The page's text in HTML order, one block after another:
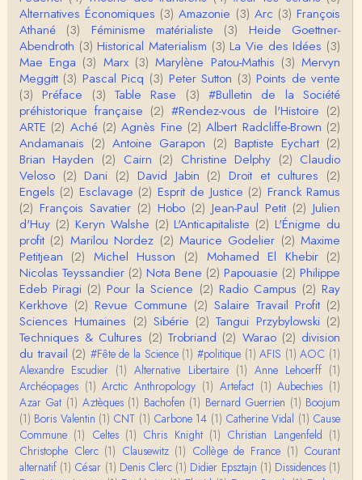
Anonymous
Homo sapiens a clairement évolué depuis 300 00
0 ans. Tout d'abord, il y a la différence notable …
Christophe Darmangeat
Cet article apporte de l'eau à mon moulin (si j'ose
dire) en appuyant la réalité des torture…
roland chaudat
IROQUOIS CANNIBALISM: FACT NOT FICTIONTho
mas S. AblerUniversity of WaterlooBien que ce text
e ne comp…
roland chaudat
Merci de relever ma généralisation hâtive en ce qu
i concerne une hypothétique proportion relative e
n…
Christophe Darmangeat
Pour ce qui est des effets de la variole, ils ont en
effet été catastrophiques 'une manière géné…
Roland Chaudat
L'histoire des populations autochtones profite certai
nement de ces reconstitutions dont la visit…
Anonymous
Je viens de regarder une vidéo de Pascal Picq sur
"le blob" à l'instant. Mon premier r…
Yves Le Dantec
Alternatives Économiques (3) Amazonie (3) Arc (3) François
Athané
(3) Féminisme matérialiste (3)
Heide Goettner-
Abendroth (3) Historical Materialism (3) La Vie des Idées (3)
Mae Enga (3) Marx (3) Marylène Patou-Mathis (3) Mervyn
Meggitt (3) Pascal Picq (3) Peter Sutton (3) Points de vente
(3) Préface (3) Table Rase (3) #Bulletin de la Société
préhistorique française (2) #Rendez-vous de l'Histoire (2)
ARTE (2) Aché (2) Agnès Fine (2) Albert Radcliffe-Brown (2)
Andamanais (2) Antoine Garapon (2) Baptiste Eychart (2)
Brian Hayden (2) Cairn (2) Christine Delphy (2) Claudio
Veloso (2) Dani (2) David Jabin (2) Droit et cultures (2)
Engels (2) Esclavage (2) Esprit de Justice (2) Franck Ramus
(2) François Savatier (2) Hobo (2) Jean-Paul Petit (2) Julien
d'Huy (2) Keryn Walshe (2) L'Anticapitaliste (2) L'Énigme du
profit (2) Marilou Nordez (2) Maurice Godelier (2) Maxime
Petitjean (2) Michel Husson (2) Mohamed El Khebir (2)
Nicolas Teyssandier (2) Nota Bene (2) Papouasie (2) Philippe
Edeb Piragi (2) Pour la Science (2) Radio Campus (2) Ray
Kerkhove (2) Revue Commune (2) Salaire Travail Profit (2)
Sciences Humaines (2) Sibérie (2) Tangui Przybylowski (2)
Techniques & Cultures (2) Trobriand (2) Warao (2) division
du travail (2) #Fête de la Science (1) #politique (1) AFIS (1) AOC (1)
Alexandre Escudier (1) Alternative Libertaire (1) Anne Lehoerff (1)
Archéopages (1) Arctic Anthropology (1) Artefact (1) Aubechies (1)
Azar Gat (1) Aztèques (1) Bachofen (1) Bernard Guerrien (1) Boojum
(1) Boris Valentin (1) CNT (1) Carbone 14 (1) Catherine Vidal (1) Cause
Commune (1) Celtes (1) Chris Knight (1) Christian Langenfeld (1)
Christophe Clerc (1) Clausewitz (1) Collège de France (1) Courant
alternatif (1) César (1) Denis Clerc (1) Didier Epsztajn (1) Dissidences (1)